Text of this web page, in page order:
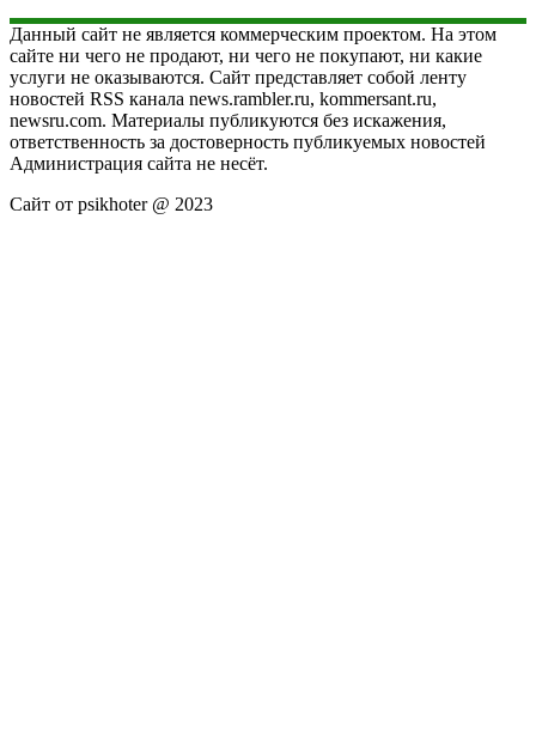
Данный сайт не является коммерческим проектом. На этом
сайте ни чего не продают, ни чего не покупают, ни какие
услуги не оказываются. Сайт представляет собой ленту
новостей RSS канала news.rambler.ru, kommersant.ru,
newsru.com. Материалы публикуются без искажения,
ответственность за достоверность публикуемых новостей
Администрация сайта не несёт.
Сайт от psikhoter @ 2023